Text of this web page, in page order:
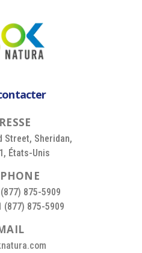
RESSE
Street, Sheridan,
États-Unis
PHON E
875-5909
(877) 875-5909
AIL